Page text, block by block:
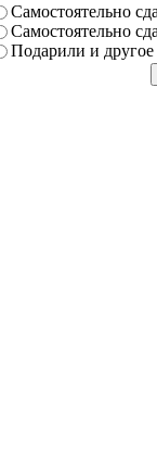
Самостоя­тельно
Самостоя­тельно
Подарили­ и другое